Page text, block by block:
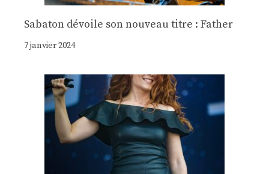
Sabaton dévoile son nouveau titre : Father
7 janvier 2024